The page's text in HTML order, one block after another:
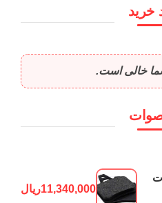
خرید
خالی است.
11,340,000ریال